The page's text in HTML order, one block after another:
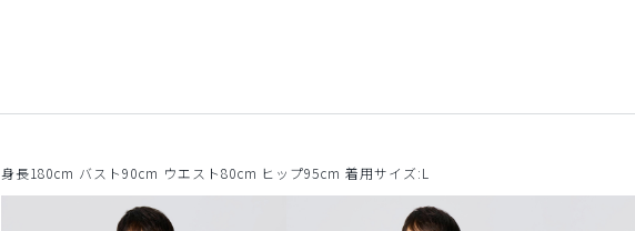
身長180cm バスト90cm ウエスト80cm ヒップ95cm 着用サイズ:L